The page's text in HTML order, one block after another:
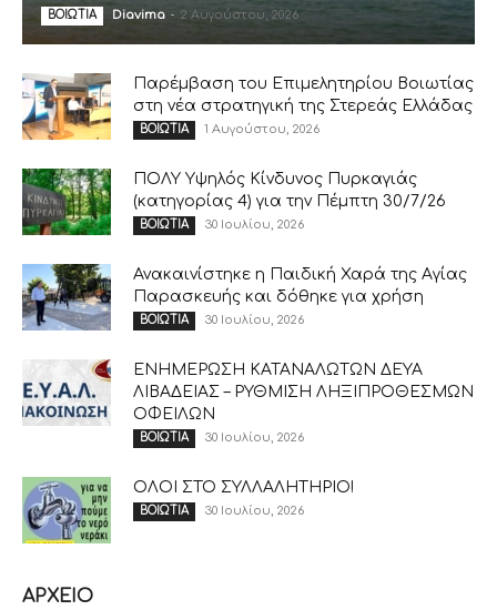
ΒΟΙΩΤΙΑ Diavima - 2 Αυγούστου, 2026
Παρέμβαση του Επιμελητηρίου Βοιωτίας
στη νέα στρατηγική της Στερεάς Ελλάδας
ΒΟΙΩΤΙΑ 1 Αυγούστου, 2026
ΠΟΛΥ Υψηλός Κίνδυνος Πυρκαγιάς
(κατηγορίας 4) για την Πέμπτη 30/7/26
ΒΟΙΩΤΙΑ 30 Ιουλίου, 2026
Ανακαινίστηκε η Παιδική Χαρά της Αγίας
Παρασκευής και δόθηκε για χρήση
ΒΟΙΩΤΙΑ 30 Ιουλίου, 2026
ΕΝΗΜΕΡΩΣΗ ΚΑΤΑΝΑΛΩΤΩΝ ΔΕΥΑ
ΛΙΒΑΔΕΙΑΣ – ΡΥΘΜΙΣΗ ΛΗΞΙΠΡΟΘΕΣΜΩΝ
ΟΦΕΙΛΩΝ
ΒΟΙΩΤΙΑ 30 Ιουλίου, 2026
ΟΛΟΙ ΣΤΟ ΣΥΛΛΑΛΗΤΗΡΙΟ!
ΒΟΙΩΤΙΑ 30 Ιουλίου, 2026
ΑΡΧΕΙΟ